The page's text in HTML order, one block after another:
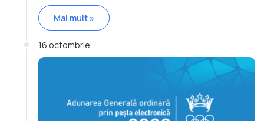
Mai mult »
16 octombrie